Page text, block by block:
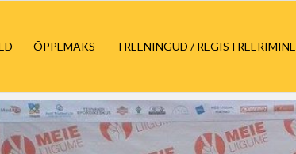
ÕPPEMAKS TREENINGUD / REGISTREERIMINE